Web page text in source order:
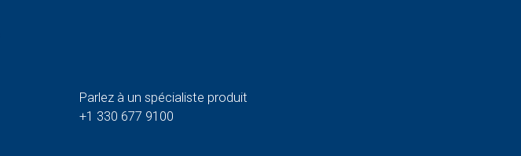
Parlez à un spécialiste produit
+1 330 677 9100